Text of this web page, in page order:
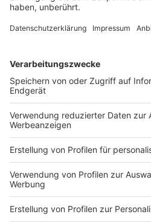
überschlägt sich. Einer der
DEINE GEMERKTEN ARTIKEL
Du hast dir noch keine Artikel
Markiere sie hierfür mit einem